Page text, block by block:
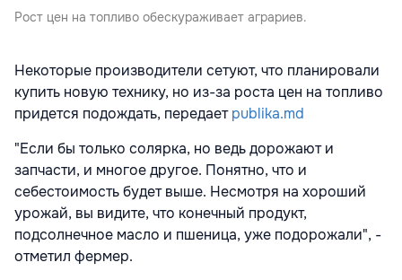
Рост цен на топливо обескураживает аграриев.
Некоторые производители сетуют, что планировали
купить новую технику, но из-за роста цен на топливо
придется подождать, передаетpublika.md
"Если бы только солярка, но ведь дорожают и
запчасти, и многое другое. Понятно, что и
себестоимость будет выше. Несмотря на хороший
урожай, вы видите, что конечный продукт,
подсолнечное масло и пшеница, уже подорожали", -
отметил фермер.